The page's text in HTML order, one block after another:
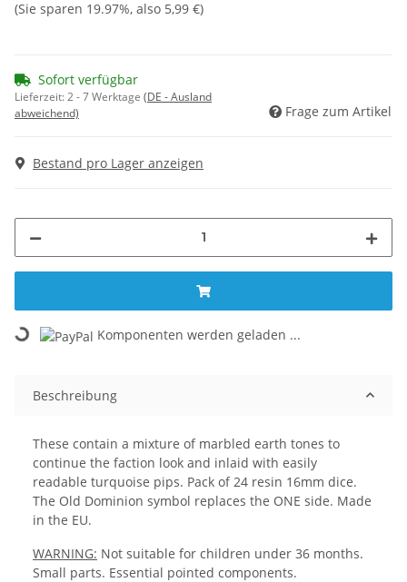
(Sie sparen 19.97%, also 5,99 €)
Sofort verfügbar
Lieferzeit:2 - 7 Werktage (DE - Ausland
abweichend)
Frage zum Artikel
Bestand pro Lager anzeigen
Loading... Komponenten werden geladen ...
Beschreibung
These contain a mixture of marbled earth tones to
continue the faction look and inlaid with easily
readable turquoise pips. Pack of 24 resin 16mm dice.
The Old Dominion symbol replaces the ONE side. Made
in the EU.
WARNING: Not suitable for children under 36 months.
Small parts. Essential pointed components.